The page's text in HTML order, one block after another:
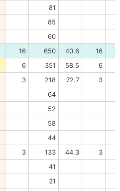
81
85
60
16 650 40.6 16
6 351 58.5
6
3 218 72.7
3
64
52
58
44
3 133 44.3
3
41
31